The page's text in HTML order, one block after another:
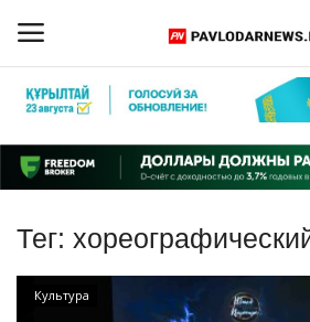
Главная
Обратная связь
ПАВЛОДАРСКАЯ ОБЛАСТЬ
Тег:
Культура